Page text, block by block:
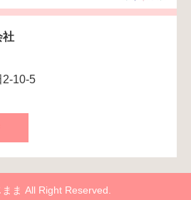
社
2-10-5
ま All Right Reserved.